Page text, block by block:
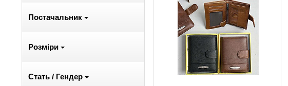
Постачальник
Розміри
Стать / Гендер